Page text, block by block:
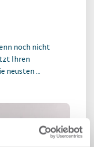
noch nicht
Ihren
neusten ...